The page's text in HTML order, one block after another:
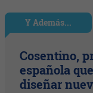
Y Además...
Cosentino,
española
diseñar